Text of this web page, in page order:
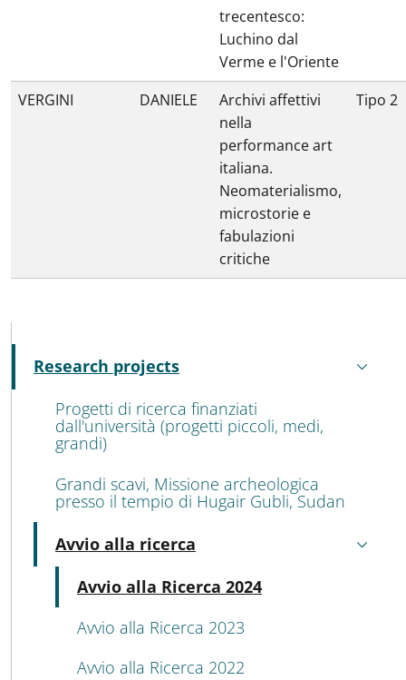
trecentesco:
Luchino dal
Verme e l'Oriente
VERGINI DANIELE
Archivi affettivi
nella
performance art
italiana.
Neomaterialismo,
microstorie e
fabulazioni
critiche
Tipo 2
MENU CEV SECOND NAVIGATION
Research projects
Active
Progetti di ricerca finanziati
dall'università (progetti piccoli, medi,
grandi)
Grandi scavi, Missione archeologica
presso il tempio di Hugair Gubli, Sudan
Avvio alla ricerca
Active
Avvio alla Ricerca 2024
Avvio alla Ricerca 2023
Avvio alla Ricerca 2022